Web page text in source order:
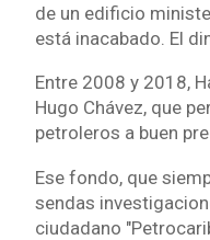
de un edificio
está inacabado. El
Entre 2008 y 2018,
Hugo Chávez, que
petroleros a buen
Ese fondo, que
sendas
ciudadano